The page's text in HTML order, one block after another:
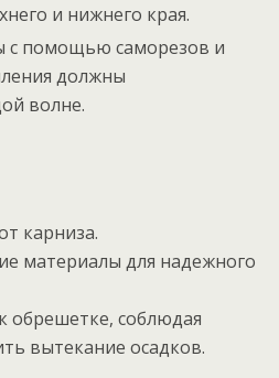
и нижнего края.
с помощью саморезов и
должны
волне.
карниза.
материалы для надежного
обрешетке, соблюдая
вытекание осадков.